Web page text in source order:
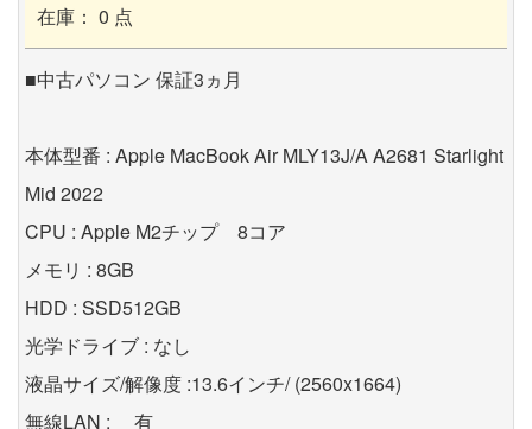
在庫： 0 点
■中古パソコン 保証3ヵ月
本体型番 : Apple MacBook Air MLY13J/A A2681 Starlight
Mid 2022
CPU : Apple M2チップ 8コア
メモリ : 8GB
HDD : SSD512GB
光学ドライブ : なし
液晶サイズ/解像度 :13.6インチ/ (2560x1664)
無線LAN : 有